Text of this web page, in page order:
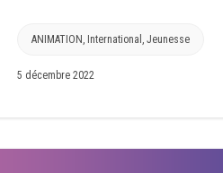
ANIMATION International ,Jeunesse
5 décembre 2022